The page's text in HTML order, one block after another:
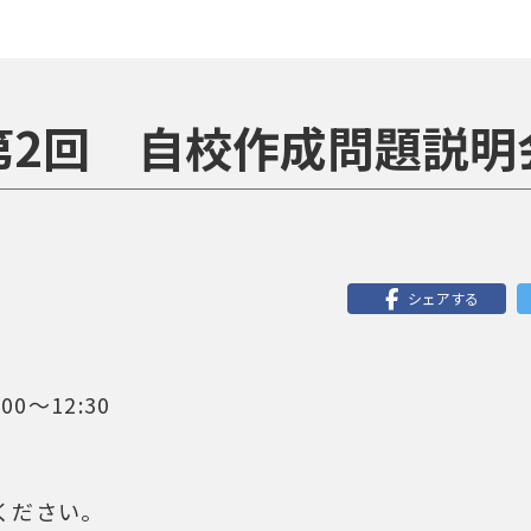
2回 自校作成問題説明
シェアする
～12:30
さい。